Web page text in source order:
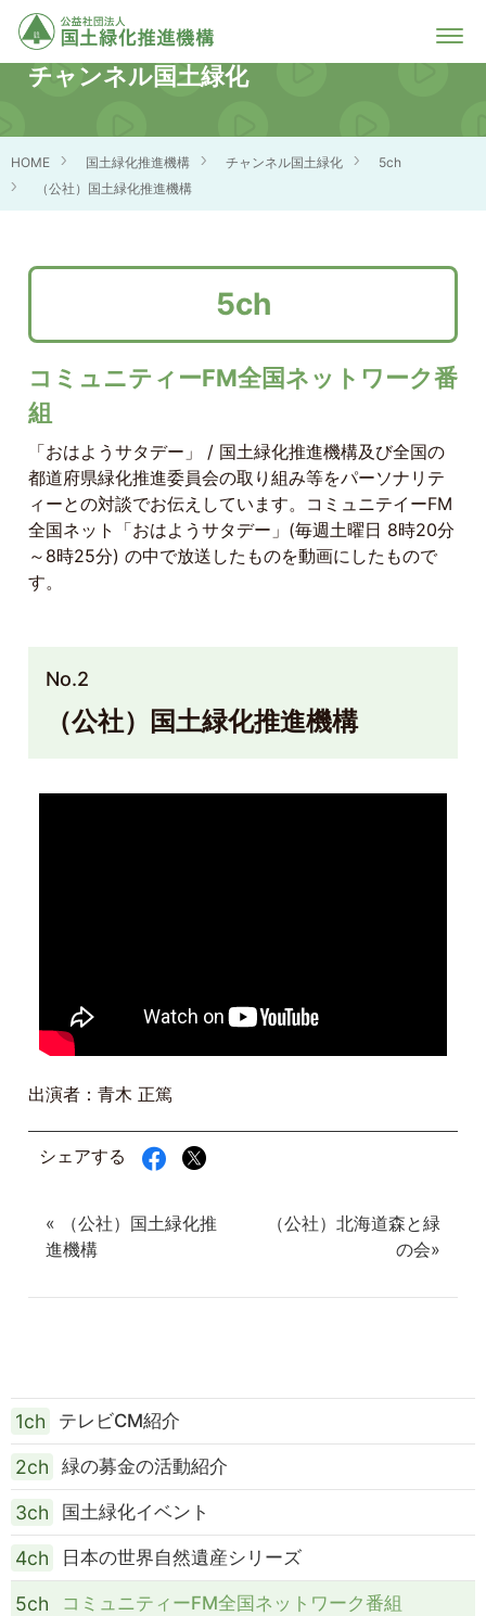
チャンネル国土緑化
HOME 国土緑化推進機構 チャンネル国土緑化
5ch
（公社）国土緑化推進機構
5ch
コミュニティーFM全国ネットワーク番
組
「おはようサタデー」 / 国土緑化推進機構及び全国の
都道府県緑化推進委員会の取り組み等をパーソナリテ
ィーとの対談でお伝えしています。コミュニテイーFM
全国ネット「おはようサタデー」(毎週土曜日 8時20分
～8時25分) の中で放送したものを動画にしたもので
す。
No.2
（公社）国土緑化推進機構
出演者：青木 正篤
シェアする
« （公社）国土緑化推
進機構
（公社）北海道森と緑
の会»
1ch テレビCM紹介
2ch 緑の募金の活動紹介
3ch 国土緑化イベント
4ch 日本の世界自然遺産シリーズ
5ch コミュニティーFM全国ネットワーク番組